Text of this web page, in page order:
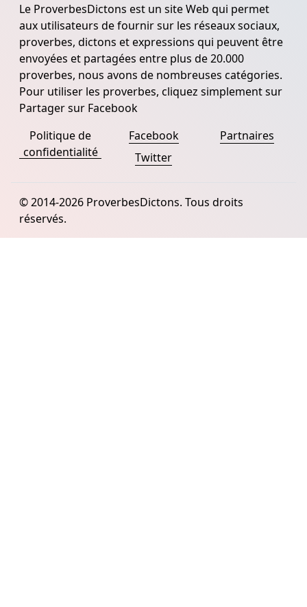
Le ProverbesDictons est un site Web qui permet
aux utilisateurs de fournir sur les réseaux sociaux,
proverbes, dictons et expressions qui peuvent être
envoyées et partagées entre plus de 20.000
proverbes, nous avons de nombreuses catégories.
Pour utiliser les proverbes, cliquez simplement sur
Partager sur Facebook
Politique de
confidentialité
Facebook
Twitter
Partnaires
© 2014-2026 ProverbesDictons. Tous droits
réservés.